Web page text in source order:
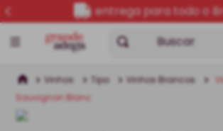
entrega para todo o
Buscar
Vinhos Tipo Vinhos Brancos
Sauvignon Blanc